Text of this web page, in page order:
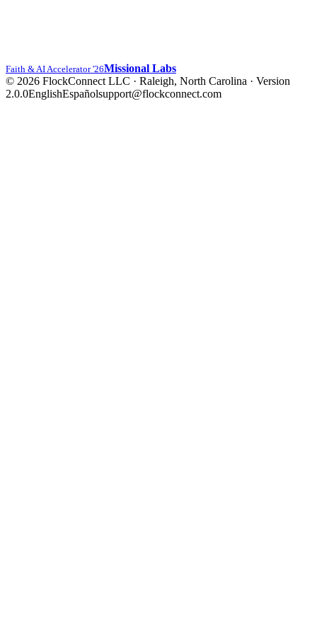
Faith & AI Accelerator '26Missional Labs
© 2026 FlockConnect LLC · Raleigh, North Carolina · Version
2.0.0EnglishEspañolsupport@flockconnect.com